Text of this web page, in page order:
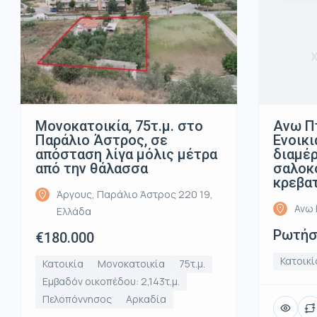
Μονοκατοικία, 75τ.μ. στο
Παράλιο Άστρος, σε
απόσταση λίγα μόλις μέτρα
από την θάλασσα
Άργους, Παράλιο Άστρος 220 19,
Ελλάδα
€180.000
Κατοικία Μονοκατοικία
75τ.μ.
Εμβαδόν οικοπέδου: 2,143τ.μ.
Πελοπόννησος
Αρκαδία
Ανω
Ανω